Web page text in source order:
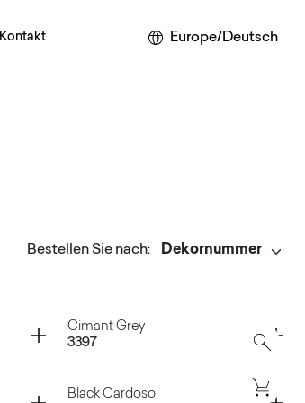
Kontakt Europe/Deutsch
Bestellen Sie nach:
Cimant Grey
3397
Container
Black Cardoso
Container